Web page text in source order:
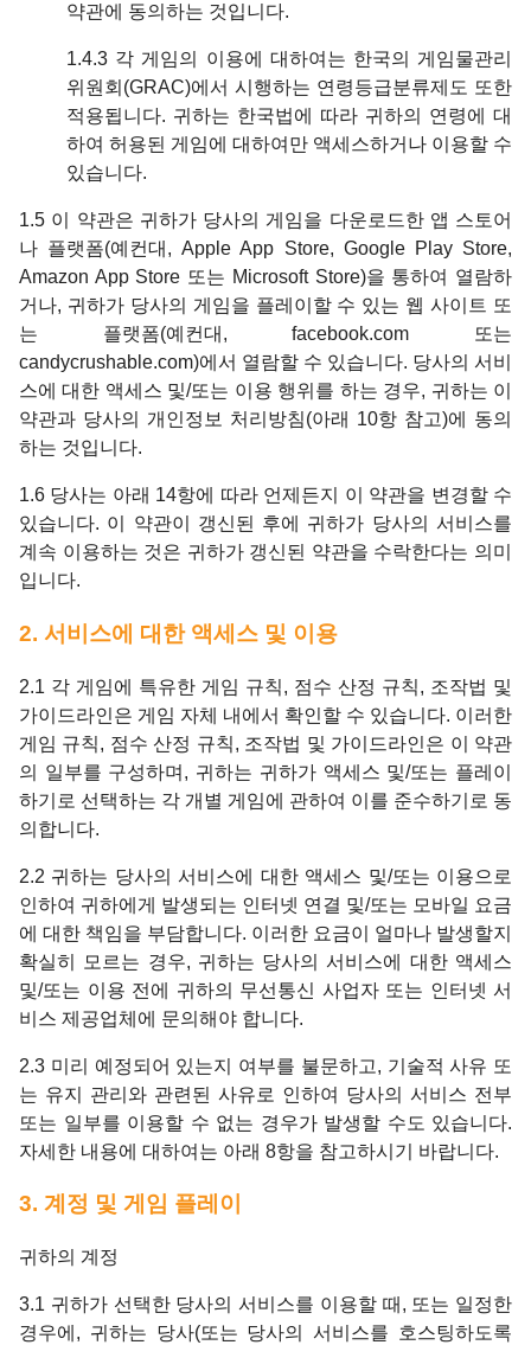
약관에 동의하는 것입니다.
1.4.3 각 게임의 이용에 대하여는 한국의 게임물관리
위원회(GRAC)에서 시행하는 연령등급분류제도 또한
적용됩니다. 귀하는 한국법에 따라 귀하의 연령에 대
하여 허용된 게임에 대하여만 액세스하거나 이용할 수
있습니다.
1.5 이 약관은 귀하가 당사의 게임을 다운로드한 앱 스토어
나 플랫폼(예컨대, Apple App Store, Google Play Store,
Amazon App Store 또는 Microsoft Store)을 통하여 열람하
거나, 귀하가 당사의 게임을 플레이할 수 있는 웹 사이트 또
는 플랫폼(예컨대, facebook.com 또는
candycrushable.com)에서 열람할 수 있습니다. 당사의 서비
스에 대한 액세스 및/또는 이용 행위를 하는 경우, 귀하는 이
약관과 당사의 개인정보 처리방침(아래 10항 참고)에 동의
하는 것입니다.
1.6 당사는 아래 14항에 따라 언제든지 이 약관을 변경할 수
있습니다. 이 약관이 갱신된 후에 귀하가 당사의 서비스를
계속 이용하는 것은 귀하가 갱신된 약관을 수락한다는 의미
입니다.
2. 서비스에 대한 액세스 및 이용
2.1 각 게임에 특유한 게임 규칙, 점수 산정 규칙, 조작법 및
가이드라인은 게임 자체 내에서 확인할 수 있습니다. 이러한
게임 규칙, 점수 산정 규칙, 조작법 및 가이드라인은 이 약관
의 일부를 구성하며, 귀하는 귀하가 액세스 및/또는 플레이
하기로 선택하는 각 개별 게임에 관하여 이를 준수하기로 동
의합니다.
2.2 귀하는 당사의 서비스에 대한 액세스 및/또는 이용으로
인하여 귀하에게 발생되는 인터넷 연결 및/또는 모바일 요금
에 대한 책임을 부담합니다. 이러한 요금이 얼마나 발생할지
확실히 모르는 경우, 귀하는 당사의 서비스에 대한 액세스
및/또는 이용 전에 귀하의 무선통신 사업자 또는 인터넷 서
비스 제공업체에 문의해야 합니다.
2.3 미리 예정되어 있는지 여부를 불문하고, 기술적 사유 또
는 유지 관리와 관련된 사유로 인하여 당사의 서비스 전부
또는 일부를 이용할 수 없는 경우가 발생할 수도 있습니다.
자세한 내용에 대하여는 아래 8항을 참고하시기 바랍니다.
3. 계정 및 게임 플레이
귀하의 계정
3.1 귀하가 선택한 당사의 서비스를 이용할 때, 또는 일정한
경우에, 귀하는 당사(또는 당사의 서비스를 호스팅하도록